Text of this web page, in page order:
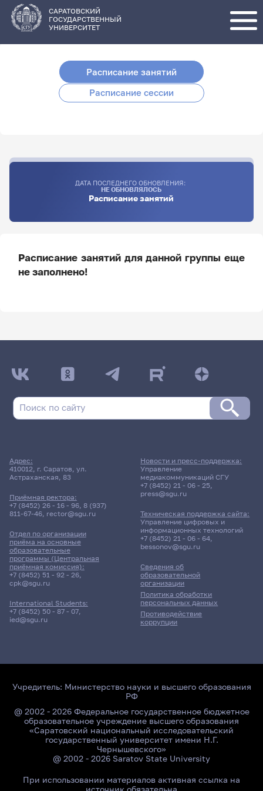
основному
содержанию
САРАТОВСКИЙ
ГОСУДАРСТВЕННЫЙ
УНИВЕРСИТЕТ
Расписание занятий
Расписание сессии
ДАТА ПОСЛЕДНЕГО ОБНОВЛЕНИЯ:
НЕ ОБНОВЛЯЛОСЬ
Расписание занятий
Расписание занятий для данной группы еще
не заполнено!
ДАТА ПОСЛЕДНЕГО ОБНОВЛЕНИЯ:
НЕ ОБНОВЛЯЛОСЬ
Адрес:
410012, г. Саратов, ул.
Астраханская, 83
Приёмная ректора:
+7 (8452) 26 - 16 - 96, 8 (937)
811-67-46, rector@sgu.ru
Отдел по организации
приёма на основные
образовательные
программы (Центральная
приёмная комиссия):
+7 (8452) 51 - 92 - 26,
cpk@sgu.ru
International Students:
+7 (8452) 50 - 87 - 07,
ied@sgu.ru
Сведения об
образовательной
организации
Политика обработки
персональных данных
Противодействие
коррупции
Новости и пресс-поддержка:
Управление
медиакоммуникаций СГУ
+7 (8452) 21 - 06 - 25,
press@sgu.ru
Техническая поддержка сайта:
Управление цифровых и
информационных технологий
+7 (8452) 21 - 06 - 64,
bessonov@sgu.ru
Учредитель: Министерство науки и высшего образования
РФ
@ 2002 - 2026 Федеральное государственное бюджетное
образовательное учреждение высшего образования
«Саратовский национальный исследовательский
государственный университет имени Н.Г.
Чернышевского»
@ 2002 - 2026 Saratov State University
При использовании материалов активная ссылка на
источник обязательна